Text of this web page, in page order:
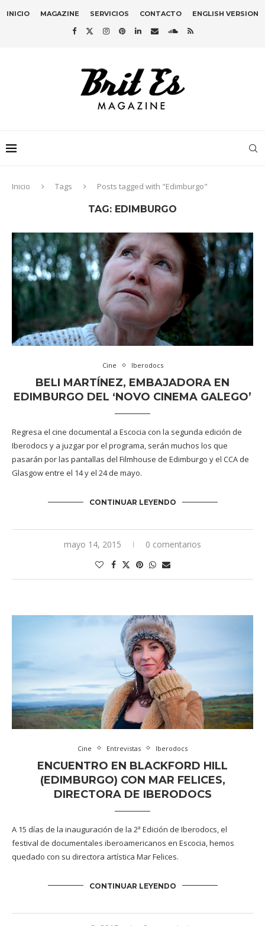
INICIO MAGAZINE SERVICIOS CONTACTO ENGLISH VERSION
Inicio Tags Posts tagged with "Edimburgo"
TAG: EDIMBURGO
Cine Iberodocs
BELI MARTÍNEZ, EMBAJADORA EN
EDIMBURGO DEL ‘NOVO CINEMA GALEGO’
Regresa el cine documental a Escocia con la segunda edición de
Iberodocs y a juzgar por el programa, serán muchos los que
pasarán por las pantallas del Filmhouse de Edimburgo y el CCA de
Glasgow entre el 14 y el 24 de mayo.
CONTINUAR LEYENDO
mayo 14, 2015 0 comentarios
Cine Entrevistas Iberodocs
ENCUENTRO EN BLACKFORD HILL
(EDIMBURGO) CON MAR FELICES,
DIRECTORA DE IBERODOCS
A 15 días de la inauguración de la 2ª Edición de Iberodocs, el
festival de documentales iberoamericanos en Escocia, hemos
quedado con su directora artística Mar Felices.
CONTINUAR LEYENDO